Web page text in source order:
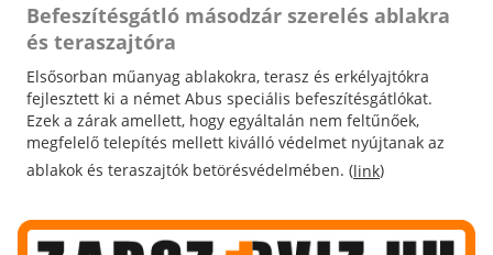
Befeszítésgátló másodzár szerelés ablakra
és teraszajtóra
Elsősorban műanyag ablakokra, terasz és erkélyajtókra
fejlesztett ki a német Abus speciális befeszítésgátlókat.
Ezek a zárak amellett, hogy egyáltalán nem feltűnőek,
megfelelő telepítés mellett kiválló védelmet nyújtanak az
ablakok és teraszajtók betörésvédelmében. (link)